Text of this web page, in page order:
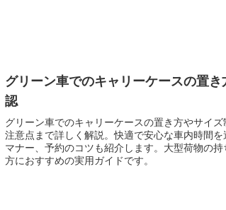
グリーン車でのキャリーケースの置
認
グリーン車でのキャリーケースの置き方やサイ
注意点まで詳しく解説。快適で安心な車内時間
マナー、予約のコツも紹介します。大型荷物の
方におすすめの実用ガイドです。